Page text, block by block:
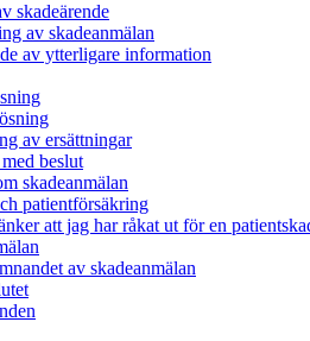
skadeärende
av skadeanmälan
av ytterligare information
av ersättningar
beslut
skadeanmälan
patientförsäkring
att jag har råkat ut för en
av skadeanmälan